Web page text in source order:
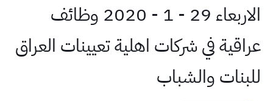
الاربعاء 29 - 1 - 2020 وظائف
عراقية في شركات اهلية تعيينات العراق
للبنات والشباب